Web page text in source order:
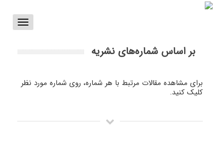
Toggle
بر اساس شماره‌های نشریه
برای مشاهده مقالات مرتبط با هر شماره، روی شماره مورد نظر
کلیک کنید.